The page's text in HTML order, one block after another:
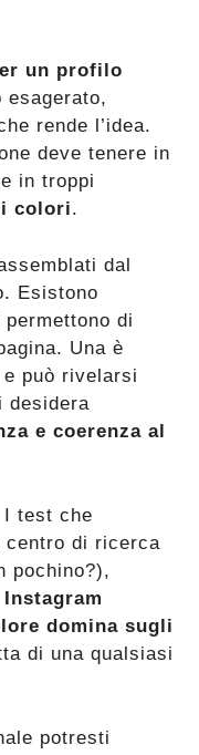
un profilo
esagerato,
rende l’idea.
deve tenere in
in troppi
colori.
dal
Esistono
di
Una è
può rivelarsi
desidera
e coerenza al
I test che
centro di ricerca
pochino?),
domina sugli
di una qualsiasi
potresti